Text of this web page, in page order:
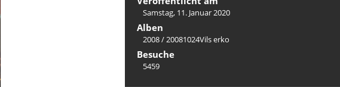
Samstag, 11. Januar 2020
Alben
2008/20081024Vils erko
Besuche
5459